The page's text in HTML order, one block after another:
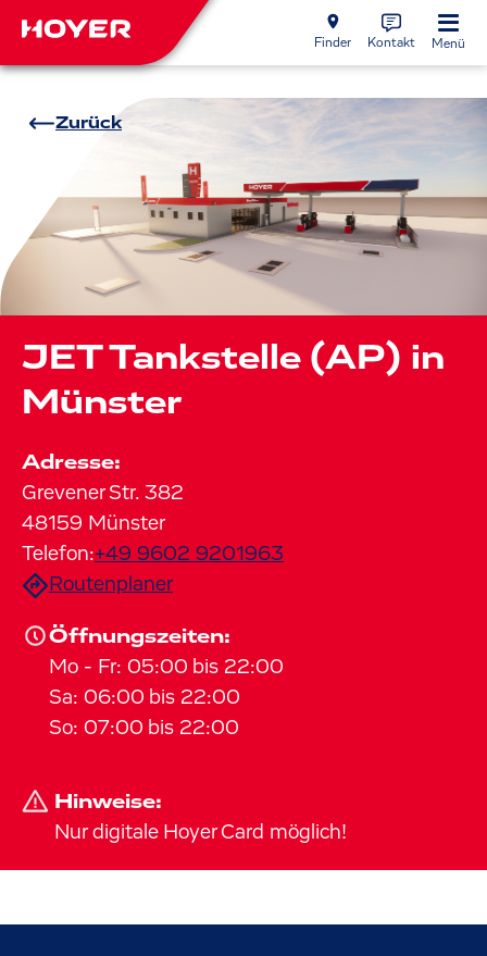
Finder Kontakt Menü
Zurück
JET Tankstelle (AP) in
Münster
Adresse:
Grevener Str. 382
48159 Münster
Telefon:+49 9602 9201963
Routenplaner
Öffnungszeiten:
Mo - Fr: 05:00 bis 22:00
Sa: 06:00 bis 22:00
So: 07:00 bis 22:00
Hinweise:
Nur digitale Hoyer Card möglich!